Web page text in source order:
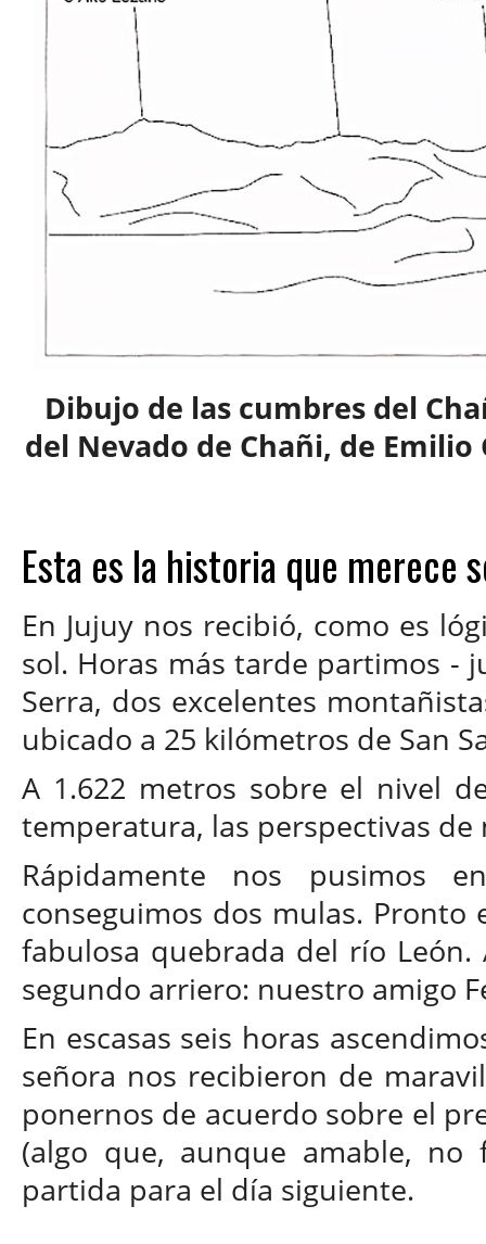
Dibujo de las cumbres del
del Nevado de Chañi, de
Esta es la historia que merece
En Jujuy nos recibió, como es
sol. Horas más tarde partimos -
Serra, dos excelentes
ubicado a 25 kilómetros de San
A 1.622 metros sobre el nivel
temperatura, las perspectivas
Rápidamente nos pusimos
conseguimos dos mulas.
fabulosa quebrada del río León.
segundo arriero: nuestro amigo
En escasas seis horas
señora nos recibieron de
ponernos de acuerdo sobre el
(algo que, aunque amable,
partida para el día siguiente.